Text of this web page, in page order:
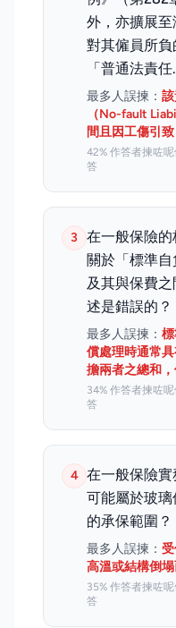
外，亦擴展
對其僱員所
「普通法責
最多人誤揀：
（No-fault
間且因工傷引
42% 作答者揀咗
答
3
在一般保險的
關於「標準
及其與保費
述是錯誤的？
最多人誤揀：
償處理時通常
擔兩者之總和，
34% 作答者揀咗
答
4 在一般保險
可能屬於玻璃
的承保範圍？
最多人誤揀：
高溫或結構倒
35% 作答者揀咗
答